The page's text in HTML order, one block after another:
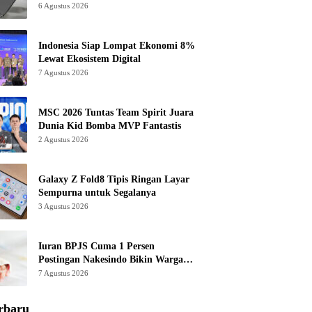
6 Agustus 2026
Indonesia Siap Lompat Ekonomi 8%
Lewat Ekosistem Digital
7 Agustus 2026
MSC 2026 Tuntas Team Spirit Juara
Dunia Kid Bomba MVP Fantastis
2 Agustus 2026
Galaxy Z Fold8 Tipis Ringan Layar
Sempurna untuk Segalanya
3 Agustus 2026
Iuran BPJS Cuma 1 Persen
Postingan Nakesindo Bikin Warganet
Murka
7 Agustus 2026